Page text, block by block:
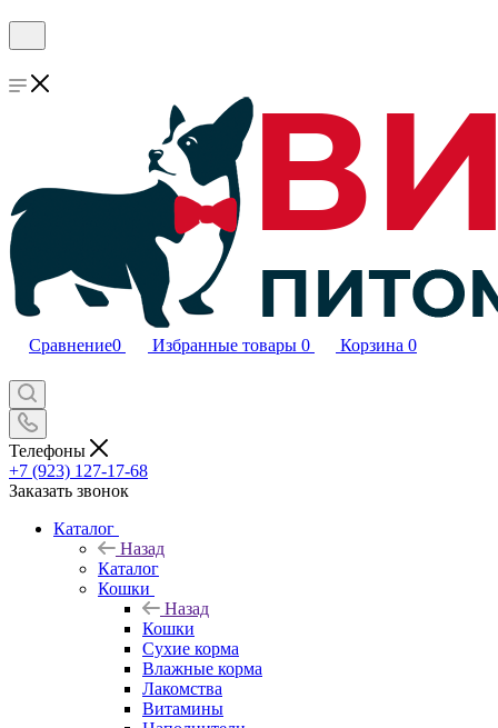
Сравнение0 Избранные товары 0 Корзина 0
Телефоны
+7 (923) 127-17-68
Заказать звонок
Каталог
Назад
Каталог
Кошки
Назад
Кошки
Сухие корма
Влажные корма
Лакомства
Витамины